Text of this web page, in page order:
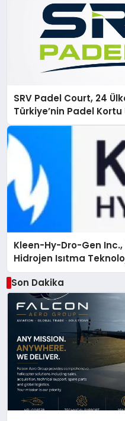
SRV Padel Court, 24
Türkiye’nin Padel
Kleen-Hy-Dro-Gen Inc.,
Hidrojen Isıtma
Düzenleyici Onaylarını
Son Dakika